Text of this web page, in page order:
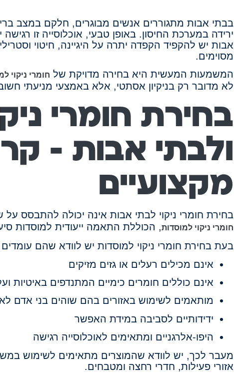
בבתי אבות מתגוררים אנשים מבוגרים, חלקם במצב
ירידה במערכת החיסון. באופן טבעי, אוכלוסייה זו
אבות יש להקפיד הקפדה יתרה על היגיינה, חיטוי
מסוימים.
המשמעות המעשית היא בחירה מדויקת של חומרי ניקוי
לא מדובר רק בניקיון אסתטי, אלא באמצעי מניעתי
בחירת חומרי
ולבתי אבות –
מקצועיים
בחירת חומרי ניקוי לבתי אבות אינה יכולה להתבסס
חומרי ניקוי למוסדות, הכוללת התאמה ייעודית למוסדות
בעת בחירת חומרי ניקוי למוסדות יש לוודא שהם
אינם מכילים רעלים או גזים מזיקים
אינם כוללים חומרים כימיים המתנדפים באיטיות
מותאמים לשימוש באזורים בהם שוהים בני אדם
ידידותיים לסביבה במידת האפשר
היפו-אלרגניים ומתאימים לאוכלוסייה רגישה
מעבר לכך, יש לוודא שהמוצרים מתאימים לשימוש
אזורי פעילות, חדרי רחצה ומטבחים.